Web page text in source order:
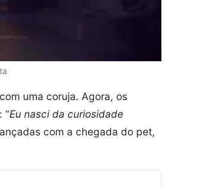
uma coruja. Agora, os
: “Eu nasci da curiosidade
com a chegada do pet,